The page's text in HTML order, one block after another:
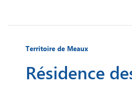
Territoire de Meaux
Résidence